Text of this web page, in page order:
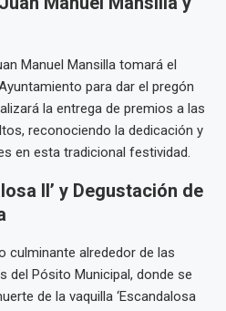
Manuel Mansilla tomará el
para dar el pregón
la entrega de premios a las
reconociendo la dedicación y
en esta tradicional festividad.
II’ y Degustación de
culminante alrededor de las
del Pósito Municipal, donde se
de la vaquilla ‘Escandalosa